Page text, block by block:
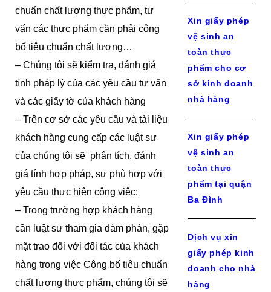
chuẩn chất lượng thực phẩm, tư
vấn các thực phẩm cần phải công
bố tiêu chuẩn chất lượng…
– Chúng tôi sẽ kiểm tra, đánh giá
tính pháp lý của các yêu cầu tư vấn
và các giấy tờ của khách hàng
– Trên cơ sở các yêu cầu và tài liệu
khách hàng cung cấp các luật sư
của chúng tôi sẽ phân tích, đánh
giá tính hợp pháp, sự phù hợp với
yêu cầu thực hiện công việc;
– Trong trường hợp khách hàng
cần luật sư tham gia đàm phán, gặp
mặt trao đổi với đối tác của khách
hàng trong việc Công bố tiêu chuẩn
chất lượng thực phẩm, chúng tôi sẽ
Xin giấy phép
vệ sinh an
toàn thực
phẩm cho cơ
sở kinh doanh
nhà hàng
Xin giấy phép
vệ sinh an
toàn thực
phẩm tại quận
Ba Đình
Dịch vụ xin
giấy phép kinh
doanh cho nhà
hàng